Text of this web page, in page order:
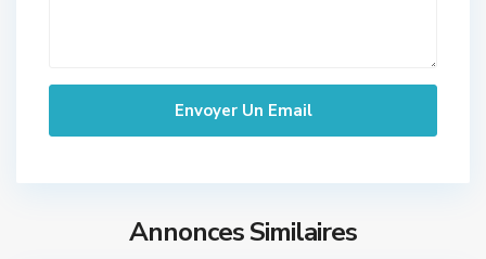
Annonces Similaires